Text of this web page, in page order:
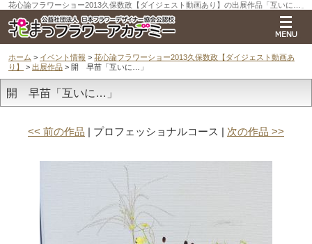
花心論フラワーショー2013久保数政【ダイジェスト動画あり】の出展作品「互いに…」
ホーム > イベント情報 > 花心論フラワーショー2013久保数政【ダイジェスト動画あ
り】
> 出展作品 > 開 早苗「互いに…」
開 早苗「互いに…」
<< 前の作品 | プロフェッショナルコース | 次の作品 >>